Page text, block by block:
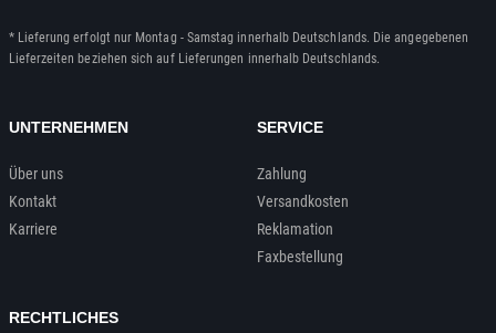
* Lieferung erfolgt nur Montag - Samstag innerhalb Deutschlands. Die angegebenen
Lieferzeiten beziehen sich auf Lieferungen innerhalb Deutschlands.
UNTERNEHMEN
Über uns
Kontakt
Karriere
SERVICE
Zahlung
Versandkosten
Reklamation
Faxbestellung
RECHTLICHES